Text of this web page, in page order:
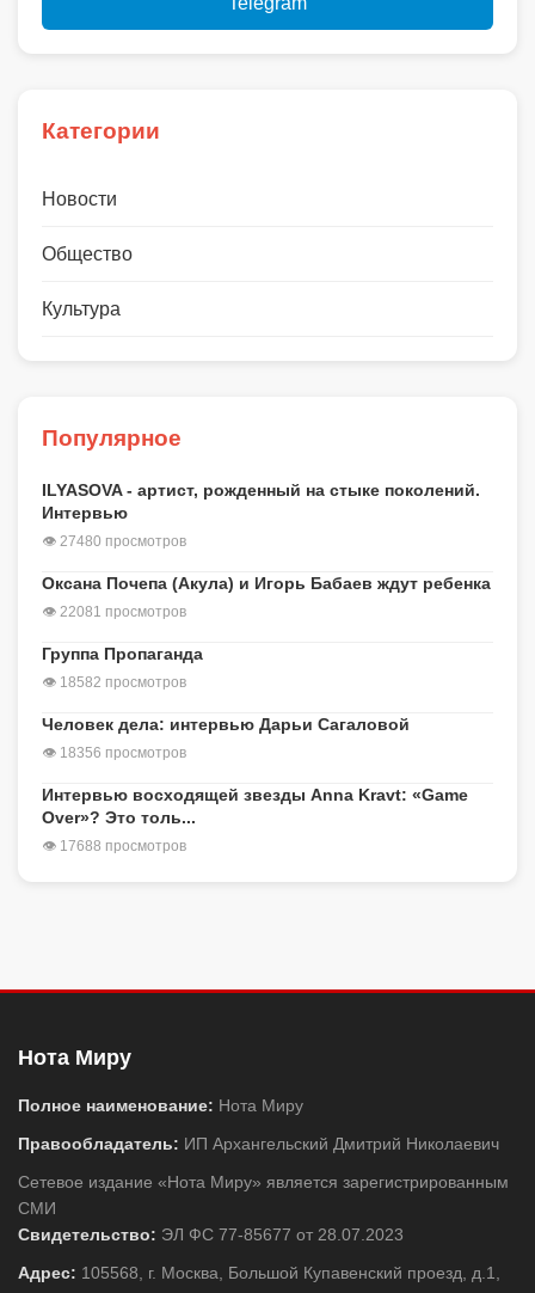
Категории
Новости
Общество
Культура
Популярное
ILYASOVA - артист, рожденный на стыке поколений.
Интервью
👁 27480 просмотров
Оксана Почепа (Акула) и Игорь Бабаев ждут ребенка
👁 22081 просмотров
Группа Пропаганда
👁 18582 просмотров
Человек дела: интервью Дарьи Сагаловой
👁 18356 просмотров
Интервью восходящей звезды Anna Kravt: «Game
Over»? Это толь...
👁 17688 просмотров
Нота Миру
Полное наименование: Нота Миру
Правообладатель: ИП Архангельский Дмитрий Николаевич
Сетевое издание «Нота Миру» является зарегистрированным
СМИ
Свидетельство: ЭЛ ФС 77-85677 от 28.07.2023
Адрес: 105568, г. Москва, Большой Купавенский проезд, д.1,